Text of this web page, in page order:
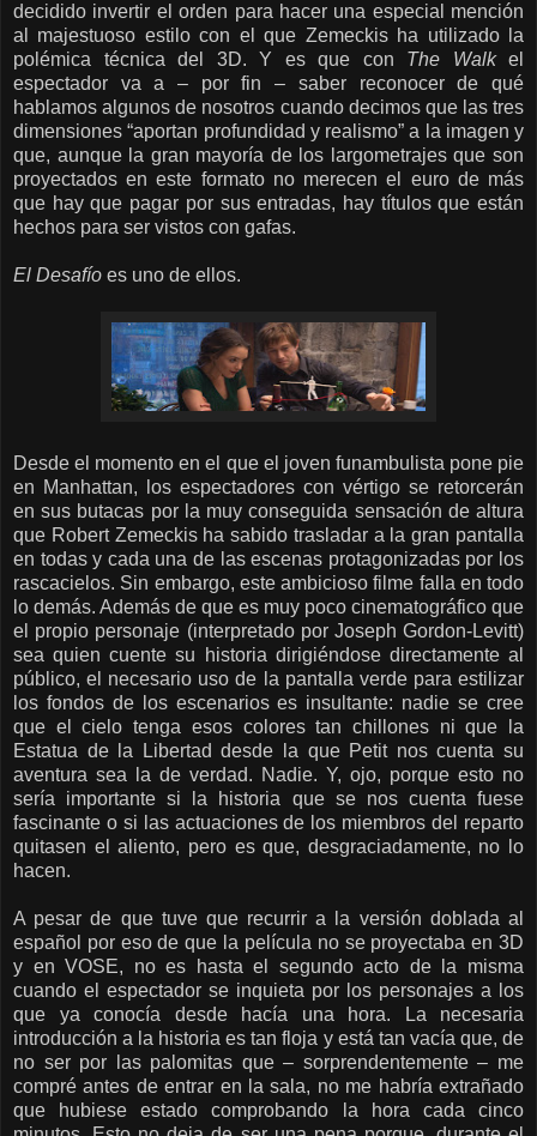
decidido invertir el orden para hacer una especial mención
al majestuoso estilo con el que Zemeckis ha utilizado la
polémica técnica del 3D. Y es que con The Walkel
espectador va a – por fin – saber reconocer de qué
hablamos algunos de nosotros cuando decimos que las tres
dimensiones “aportan profundidad y realismo” a la imagen y
que, aunque la gran mayoría de los largometrajes que son
proyectados en este formato no merecen el euro de más
que hay que pagar por sus entradas, hay títulos que están
hechos para ser vistos con gafas.
El Desafío es uno de ellos.
Desde el momento en el que el joven funambulista pone pie
en Manhattan, los espectadores con vértigo se retorcerán
en sus butacas por la muy conseguida sensación de altura
que Robert Zemeckis ha sabido trasladar a la gran pantalla
en todas y cada una de las escenas protagonizadas por los
rascacielos. Sin embargo, este ambicioso filme falla en todo
lo demás. Además de que es muy poco cinematográfico que
el propio personaje (interpretado por Joseph Gordon-Levitt)
sea quien cuente su historia dirigiéndose directamente al
público, el necesario uso de la pantalla verde para estilizar
los fondos de los escenarios es insultante: nadie se cree
que el cielo tenga esos colores tan chillones ni que la
Estatua de la Libertad desde la que Petit nos cuenta su
aventura sea la de verdad. Nadie. Y, ojo, porque esto no
sería importante si la historia que se nos cuenta fuese
fascinante o si las actuaciones de los miembros del reparto
quitasen el aliento, pero es que, desgraciadamente, no lo
hacen.
A pesar de que tuve que recurrir a la versión doblada al
español por eso de que la película no se proyectaba en 3D
y en VOSE, no es hasta el segundo acto de la misma
cuando el espectador se inquieta por los personajes a los
que ya conocía desde hacía una hora. La necesaria
introducción a la historia es tan floja y está tan vacía que, de
no ser por las palomitas que – sorprendentemente – me
compré antes de entrar en la sala, no me habría extrañado
que hubiese estado comprobando la hora cada cinco